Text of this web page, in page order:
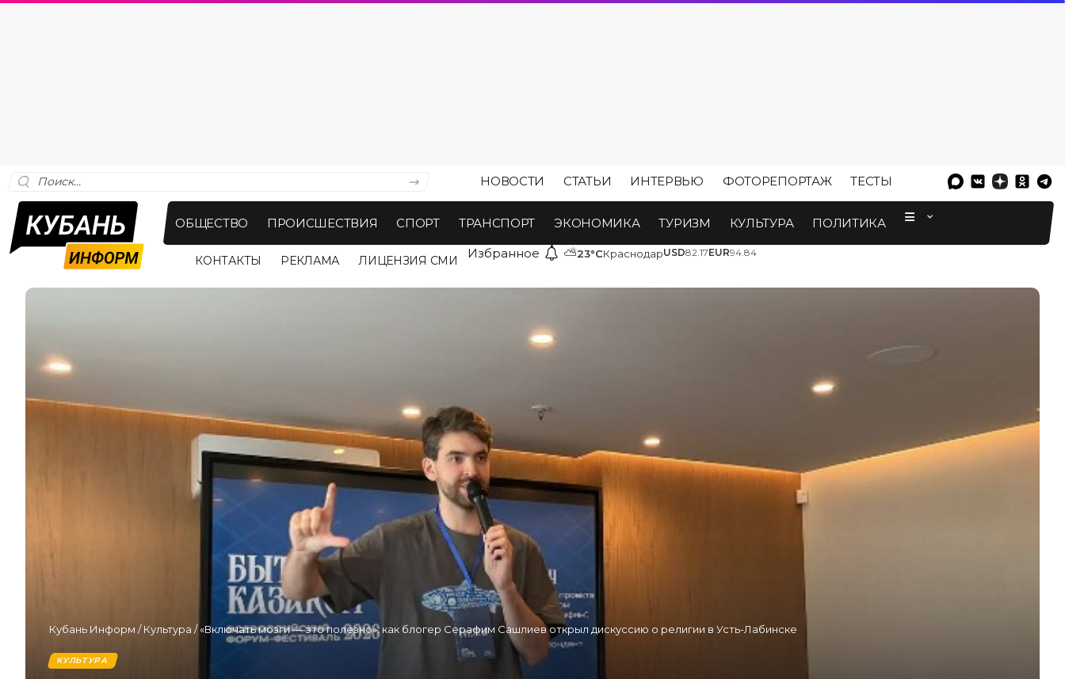
НОВОСТИ СТАТЬИ ИНТЕРВЬЮ ФОТОРЕПОРТАЖ ТЕСТЫ
ОБЩЕСТВО ПРОИСШЕСТВИЯ СПОРТ ТРАНСПОРТ ЭКОНОМИКА ТУРИЗМ КУЛЬТУРА ПОЛИТИКА
КОНТАКТЫ РЕКЛАМА ЛИЦЕНЗИЯ СМИ Избранное ⛅23°CКраснодарUSD82.17EUR94.84
Кубань Информ /Культура /«Включать мозги — это полезно»: как блогер Серафим Сашлиев открыл дискуссию о религии в Усть-Лабинске
КУЛЬТУРА